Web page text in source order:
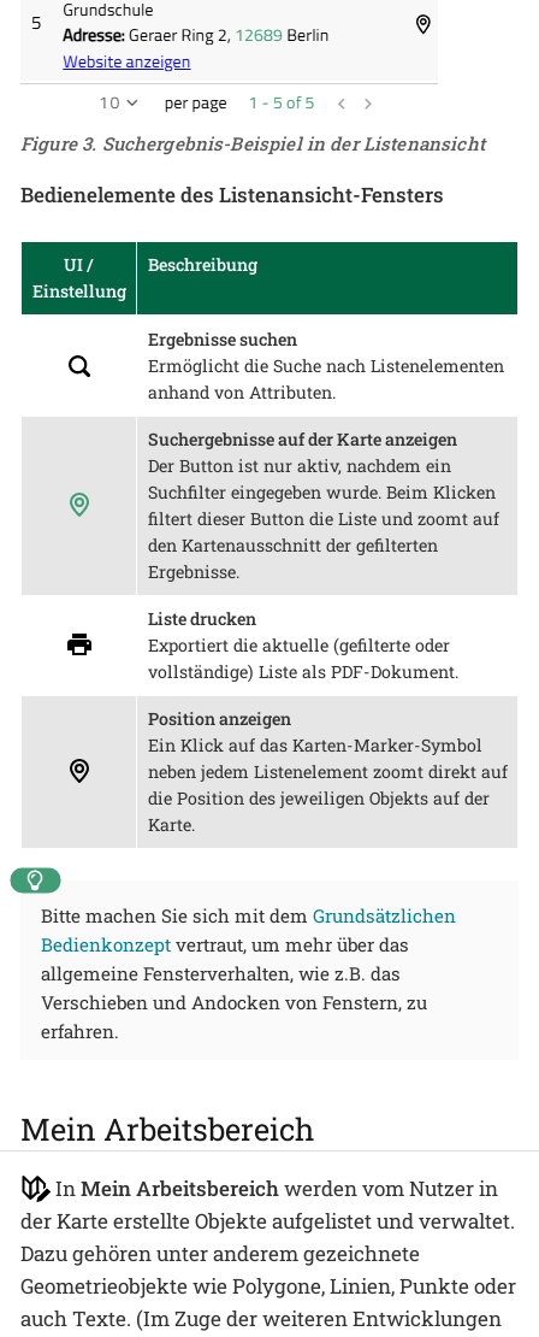
Figure 3. Suchergebnis-Beispiel in der Listenansicht
Bedienelemente des Listenansicht-Fensters
UI /
Einstellung
Beschreibung
Ergebnisse suchen
Ermöglicht die Suche nach Listenelementen
anhand von Attributen.
Suchergebnisse auf der Karte anzeigen
Der Button ist nur aktiv, nachdem ein
Suchfilter eingegeben wurde. Beim Klicken
filtert dieser Button die Liste und zoomt auf
den Kartenausschnitt der gefilterten
Ergebnisse.
Liste drucken
Exportiert die aktuelle (gefilterte oder
vollständige) Liste als PDF-Dokument.
Position anzeigen
Ein Klick auf das Karten-Marker-Symbol
neben jedem Listenelement zoomt direkt auf
die Position des jeweiligen Objekts auf der
Karte.
Bitte machen Sie sich mit dem Grundsätzlichen
Bedienkonzept vertraut, um mehr über das
allgemeine Fensterverhalten, wie z.B. das
Verschieben und Andocken von Fenstern, zu
erfahren.
Mein Arbeitsbereich
InMein Arbeitsbereichwerden vom Nutzer in
der Karte erstellte Objekte aufgelistet und verwaltet.
Dazu gehören unter anderem gezeichnete
Geometrieobjekte wie Polygone, Linien, Punkte oder
auch Texte. (Im Zuge der weiteren Entwicklungen